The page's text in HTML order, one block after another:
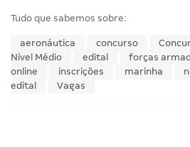
Tudo que sabemos sobre:
aeronáutica concurso
Nível Médio
edital forças
online
inscrições marinha
edital
Vagas